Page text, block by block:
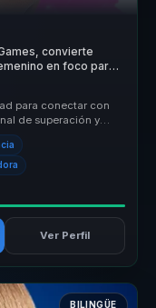
convierte
en foco para
para conectar con
de superación y
Ver Perfil
BILINGÜE